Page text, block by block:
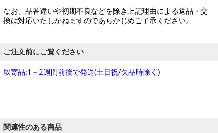
なお、品番違いや初期不良などを除き上記理由による返品・交
換は対応いたしかねますのであらかじめご了承ください。
ご注文前にご覧ください
取寄品:1～2週間前後で発送(土日祝/欠品時除く)
関連性のある商品